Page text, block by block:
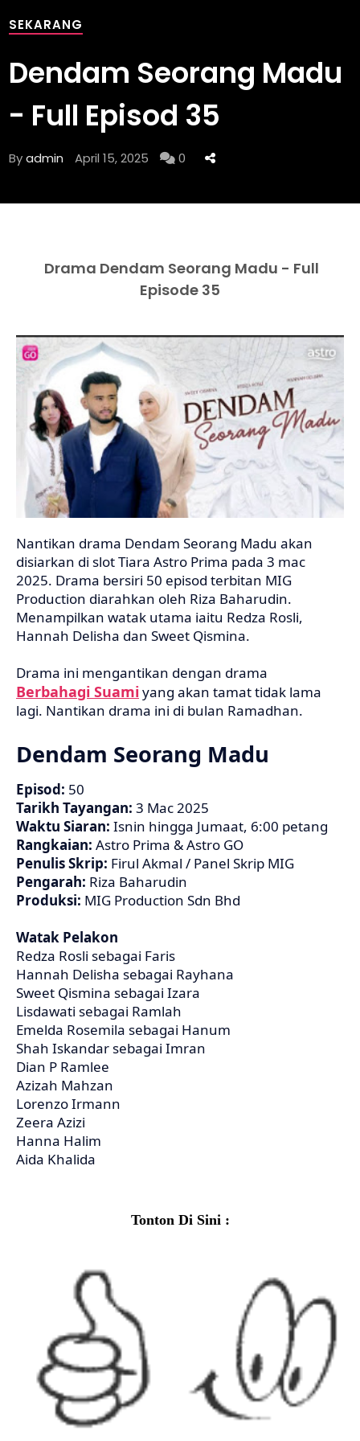
SEKARANG
Dendam Seorang Madu
- Full Episod 35
Byadmin April 15, 2025 0
Drama Dendam Seorang Madu - Full
Episode 35
Nantikan drama Dendam Seorang Madu akan
disiarkan di slot Tiara Astro Prima pada 3 mac
2025. Drama bersiri 50 episod terbitan MIG
Production diarahkan oleh Riza Baharudin.
Menampilkan watak utama iaitu Redza Rosli,
Hannah Delisha dan Sweet Qismina.
Drama ini mengantikan dengan drama
Berbahagi Suami yang akan tamat tidak lama
lagi. Nantikan drama ini di bulan Ramadhan.
Dendam Seorang Madu
Episod: 50
Tarikh Tayangan: 3 Mac 2025
Waktu Siaran: Isnin hingga Jumaat, 6:00 petang
Rangkaian: Astro Prima & Astro GO
Penulis Skrip: Firul Akmal / Panel Skrip MIG
Pengarah: Riza Baharudin
Produksi: MIG Production Sdn Bhd
Watak Pelakon
Redza Rosli sebagai Faris
Hannah Delisha sebagai Rayhana
Sweet Qismina sebagai Izara
Lisdawati sebagai Ramlah
Emelda Rosemila sebagai Hanum
Shah Iskandar sebagai Imran
Dian P Ramlee
Azizah Mahzan
Lorenzo Irmann
Zeera Azizi
Hanna Halim
Aida Khalida
Tonton Di Sini :